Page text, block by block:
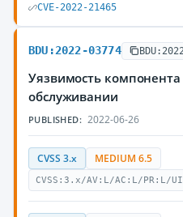
CVE-2022-21465
BDU:2022-03774
Уязвимость
обслуживании
PUBLISHED: 2022-06-26
CVSS 3.x MEDIUM 6.5
CVSS:3.x/AV:L/AC:L/PR:L/